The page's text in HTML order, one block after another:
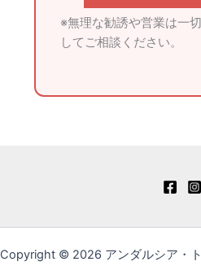
※無理な勧誘や営業は一
してご相談ください。
Copyright © 2026 アンダルシア・